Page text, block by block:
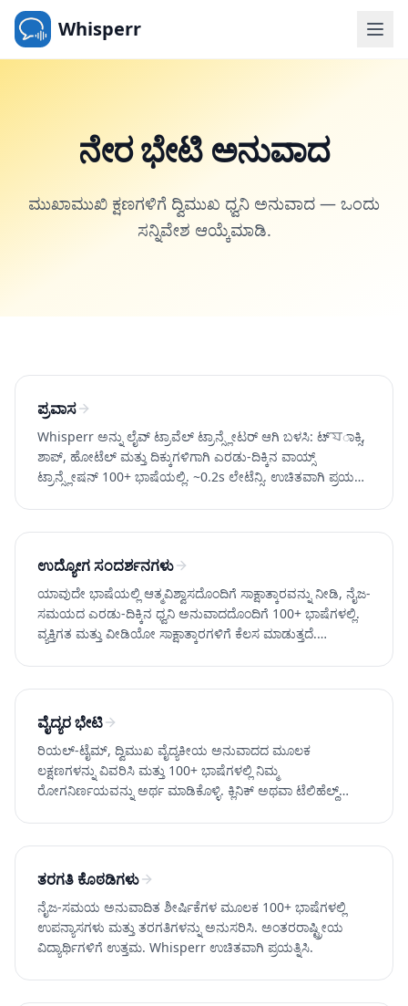
Whisperr
ನೇರ ಭೇಟಿ ಅನುವಾದ
ಮುಖಾಮುಖಿ ಕ್ಷಣಗಳಿಗೆ ದ್ವಿಮುಖ ಧ್ವನಿ ಅನುವಾದ — ಒಂದು
ಸನ್ನಿವೇಶ ಆಯ್ಕೆಮಾಡಿ.
ಪ್ರವಾಸ
Whisperr ಅನ್ನು ಲೈವ್ ಟ್ರಾವೆಲ್ ಟ್ರಾನ್ಸ್ಲೇಟರ್ ಆಗಿ ಬಳಸಿ: ಟ್যಾಕ್ಸಿ,
ಶಾಪ್, ಹೋಟೆಲ್ ಮತ್ತು ದಿಕ್ಕುಗಳಿಗಾಗಿ ಎರಡು-ದಿಕ್ಕಿನ ವಾಯ್ಸ್
ಟ್ರಾನ್ಸ್ಲೇಷನ್ 100+ ಭಾಷೆಯಲ್ಲಿ. ~0.2s ಲೇಟೆನ್ಸಿ. ಉಚಿತವಾಗಿ ಪ್ರಯತ್ನ
ಉದ್ಯೋಗ ಸಂದರ್ಶನಗಳು
ಯಾವುದೇ ಭಾಷೆಯಲ್ಲಿ ಆತ್ಮವಿಶ್ವಾಸದೊಂದಿಗೆ ಸಾಕ್ಷಾತ್ಕಾರವನ್ನು ನೀಡಿ, ನೈಜ-
ಸಮಯದ ಎರಡು-ದಿಕ್ಕಿನ ಧ್ವನಿ ಅನುವಾದದೊಂದಿಗೆ 100+ ಭಾಷೆಗಳಲ್ಲಿ.
ವ್ಯಕ್ತಿಗತ ಮತ್ತು ವೀಡಿಯೋ ಸಾಕ್ಷಾತ್ಕಾರಗಳಿಗೆ ಕೆಲಸ ಮಾಡುತ್ತದೆ.
ವೈದ್ಯರ ಭೇಟಿ
ರಿಯಲ್-ಟೈಮ್, ದ್ವಿಮುಖ ವೈದ್ಯಕೀಯ ಅನುವಾದದ ಮೂಲಕ
ಲಕ್ಷಣಗಳನ್ನು ವಿವರಿಸಿ ಮತ್ತು 100+ ಭಾಷೆಗಳಲ್ಲಿ ನಿಮ್ಮ
ರೋಗನಿರ್ಣಯವನ್ನು ಅರ್ಥ ಮಾಡಿಕೊಳ್ಳಿ. ಕ್ಲಿನಿಕ್ ಅಥವಾ ಟೆಲಿಹೆಲ್ಥ್
ತರಗತಿ ಕೊಠಡಿಗಳು
ನೈಜ-ಸಮಯ ಅನುವಾದಿತ ಶೀರ್ಷಿಕೆಗಳ ಮೂಲಕ 100+ ಭಾಷೆಗಳಲ್ಲಿ
ಉಪನ್ಯಾಸಗಳು ಮತ್ತು ತರಗತಿಗಳನ್ನು ಅನುಸರಿಸಿ. ಅಂತರರಾಷ್ಟ್ರೀಯ
ವಿದ್ಯಾರ್ಥಿಗಳಿಗೆ ಉತ್ತಮ. Whisperr ಉಚಿತವಾಗಿ ಪ್ರಯತ್ನಿಸಿ.